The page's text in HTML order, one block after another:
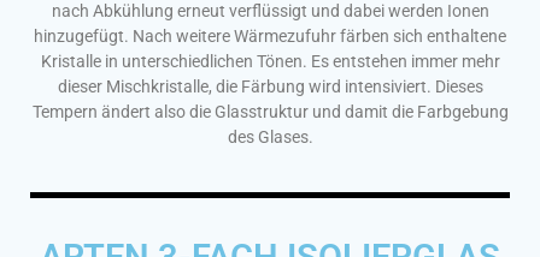
nach Abkühlung erneut verflüssigt und dabei werden Ionen
hinzugefügt. Nach weitere Wärmezufuhr färben sich enthaltene
Kristalle in unterschiedlichen Tönen. Es entstehen immer mehr
dieser Mischkristalle, die Färbung wird intensiviert. Dieses
Tempern ändert also die Glasstruktur und damit die Farbgebung
des Glases.